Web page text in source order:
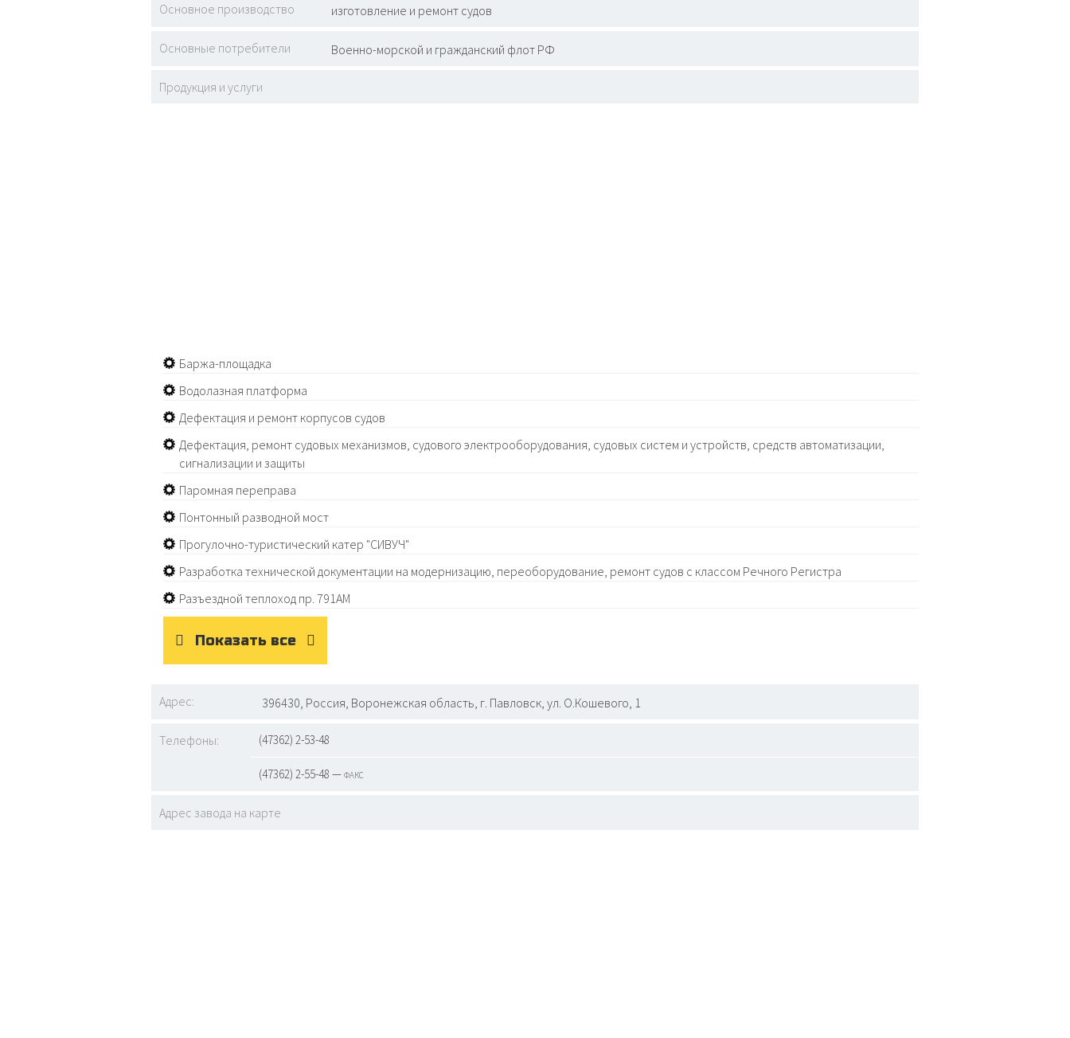
Основное производство изготовление и ремонт судов
Основные потребители Военно-морской и гражданский флот РФ
Продукция и услуги
Баржа-площадка
Водолазная платформа
Дефектация и ремонт корпусов судов
Дефектация, ремонт судовых механизмов, судового электрооборудования, судовых систем и устройств, средств автоматизации,
сигнализации и защиты
Паромная переправа
Понтонный разводной мост
Прогулочно-туристический катер "СИВУЧ"
Разработка технической документации на модернизацию, переоборудование, ремонт судов с классом Речного Регистра
Разъездной теплоход пр. 791АМ
Показать все
Адрес: 396430, Россия, Воронежская область, г. Павловск, ул. О.Кошевого, 1
Телефоны: (47362) 2-53-48
(47362) 2-55-48 — факс
Адрес завода на карте